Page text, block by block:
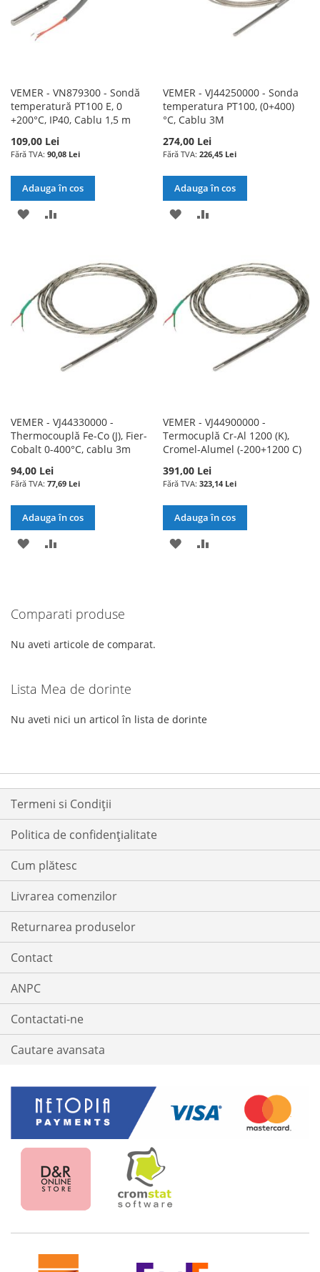
VEMER - VN879300 - Sondă
temperatură PT100 E, 0
+200°C, IP40, Cablu 1,5 m
109,00 Lei
90,08 Lei
Adauga în cos
ADAUGATI
DE
DORINTE
COMPARARE
VEMER - VJ44250000 - Sonda
temperatura PT100, (0+400)
°C, Cablu 3M
274,00 Lei
226,45 Lei
Adauga în cos
ADAUGATI
DE
DORINTE
COMPARARE
VEMER - VJ44330000 -
Thermocouplă Fe-Co (J), Fier-
Cobalt 0-400°C, cablu 3m
94,00 Lei
77,69 Lei
Adauga în cos
ADAUGATI
DE
DORINTE
VEMER - VJ44900000 -
Termocuplă Cr-Al 1200 (K),
Cromel-Alumel (-200+1200 C)
391,00 Lei
323,14 Lei
Adauga în cos
ADAUGATI
Comparati produse
Nu aveti articole de comparat.
Lista Mea de dorinte
Nu aveti nici un articol în lista de dorinte
Termeni si Condiții
Politica de confidențialitate
Cum plătesc
Livrarea comenzilor
Returnarea produselor
Contact
ANPC
Contactati-ne
Cautare avansata